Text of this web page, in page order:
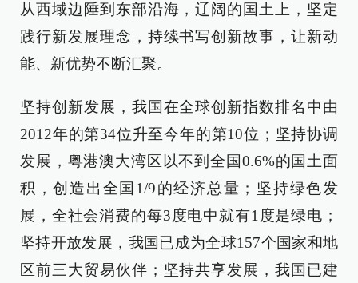
从西域边陲到东部沿海，辽阔的国土上，坚定
践行新发展理念，持续书写创新故事，让新动
能、新优势不断汇聚。
坚持创新发展，我国在全球创新指数排名中由
2012年的第34位升至今年的第10位；坚持协调
发展，粤港澳大湾区以不到全国0.6%的国土面
积，创造出全国1/9的经济总量；坚持绿色发
展，全社会消费的每3度电中就有1度是绿电；
坚持开放发展，我国已成为全球157个国家和地
区前三大贸易伙伴；坚持共享发展，我国已建